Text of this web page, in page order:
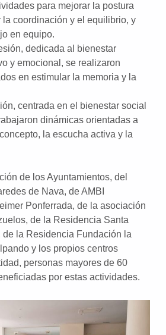
para mejorar la postura
la coordinación y el equilibrio, y
en equipo.
dedicada al bienestar
y emocional, se realizaron
en estimular la memoria y la
centrada en el bienestar social
dinámicas orientadas a
la escucha activa y la
de los Ayuntamientos, del
de Nava, de AMBI
Ponferrada, de la asociación
de la Residencia Santa
de la Residencia Fundación la
y los propios centros
personas mayores de 60
por estas actividades.